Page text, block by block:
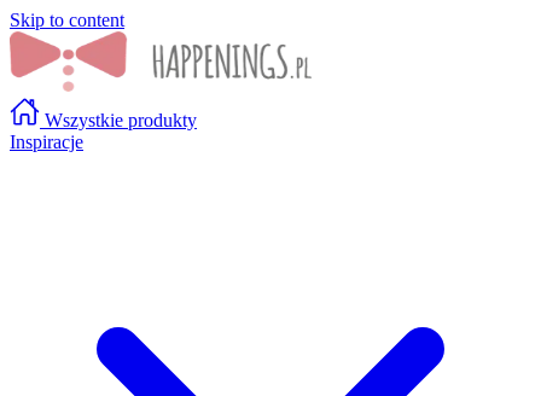
Skip to content
Wszystkie produkty
Inspiracje